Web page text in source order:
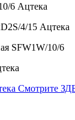
6 Ацтека
4/15 Ацтека
SFW1W/10/6
Смотрите